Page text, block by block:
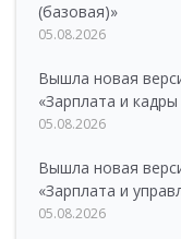
(базовая)»
05.08.2026
Вышла новая
«Зарплата и
05.08.2026
Вышла новая
«Зарплата и
05.08.2026